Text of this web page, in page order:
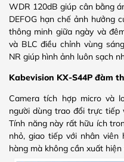
WDR 120dB giúp cân bằng
DEFOG hạn chế ảnh hưởng
thông minh giữa ngày và
và BLC điều chỉnh vùng
NR giúp hình ảnh luôn sạch
Kabevision KX-S44P đàm
Camera tích hợp micro và
người dùng trao đổi trực tiếp
Tính năng này rất hữu ích
nhỏ, giao tiếp với nhân viên
hàng mà không cần xuất